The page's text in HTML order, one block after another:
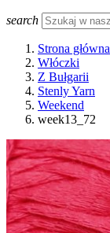
search
Strona główna
Włóczki
Z Bułgarii
Stenly Yarn
Weekend
week13_72